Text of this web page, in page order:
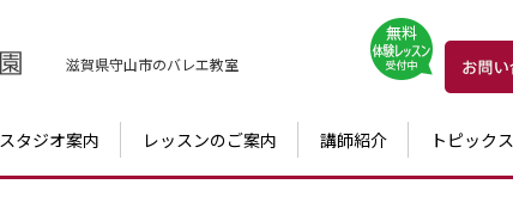
滋賀県守山市のバレエ教室
スタジオ案内 レッスンのご案内 講師紹介 トピックス